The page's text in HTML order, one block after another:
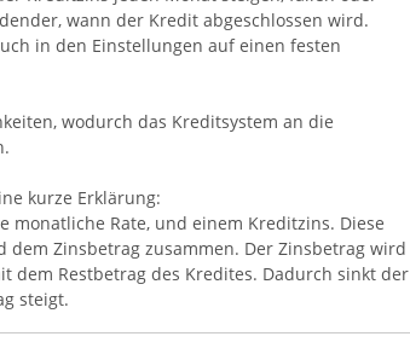
wann der Kredit abgeschlossen wird.
in den Einstellungen auf einen festen
wodurch das Kreditsystem an die
kurze Erklärung:
Rate, und einem Kreditzins. Diese
Zinsbetrag zusammen. Der Zinsbetrag wird
Restbetrag des Kredites. Dadurch sinkt der
steigt.